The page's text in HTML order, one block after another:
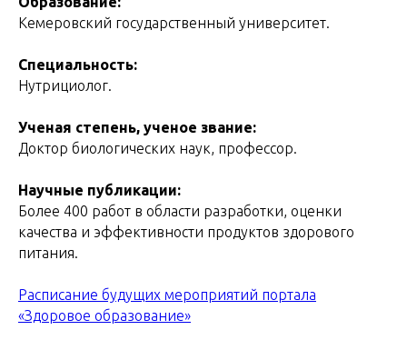
Кемеровский государственный университет.
Специальность:
Нутрициолог.
Ученая степень, ученое звание:
Доктор биологических наук, профессор.
Научные публикации:
Более 400 работ в области разработки, оценки
качества и эффективности продуктов здорового
питания.
Расписание будущих мероприятий портала
«Здоровое образование»